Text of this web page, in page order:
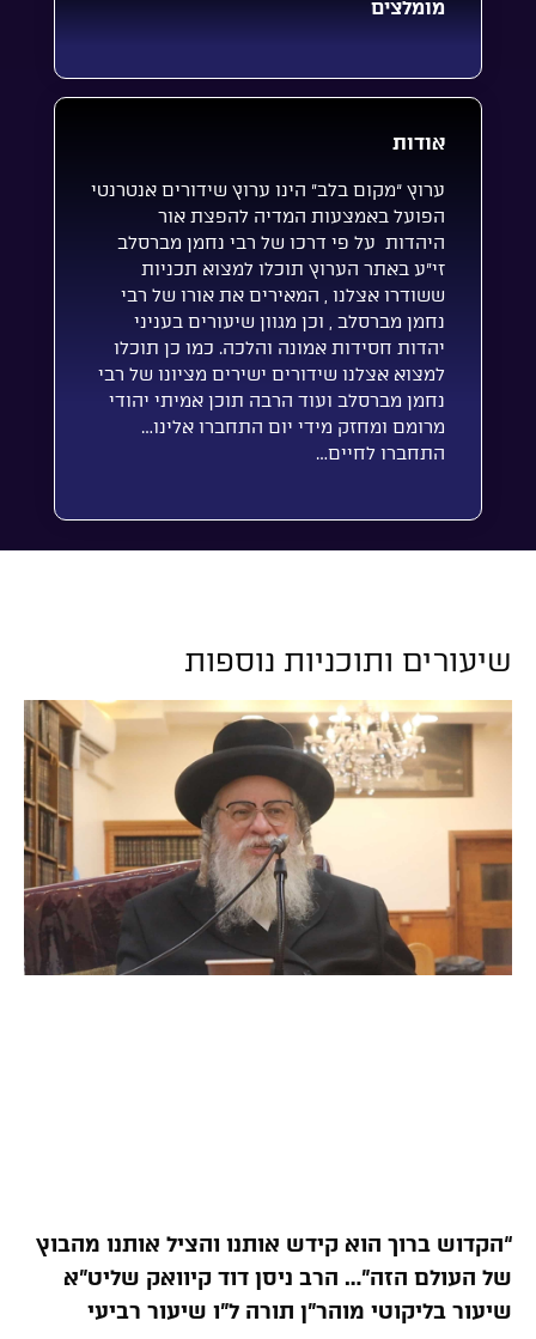
מומלצים
אודות
ערוץ “מקום בלב” הינו ערוץ שידורים אנטרנטי
הפועל באמצעות המדיה להפצת אור
היהדות על פי דרכו של רבי נחמן מברסלב
זי”ע באתר הערוץ תוכלו למצוא תכניות
ששודרו אצלנו , המאירים את אורו של רבי
נחמן מברסלב , וכן מגוון שיעורים בעניני
יהדות חסידות אמונה והלכה. כמו כן תוכלו
למצוא אצלנו שידורים ישירים מציונו של רבי
נחמן מברסלב ועוד הרבה תוכן אמיתי יהודי
מרומם ומחזק מידי יום התחברו אלינו…
התחברו לחיים…
שיעורים ותוכניות נוספות
“הקדוש ברוך הוא קידש אותנו והציל אותנו מהבוץ
של העולם הזה”… הרב ניסן דוד קיוואק שליט”א
שיעור בליקוטי מוהר”ן תורה ל”ו שיעור רביעי